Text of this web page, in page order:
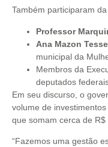
Também participaram
Professor
Ana Mazon
municipal da
Membros da
deputados
Em seu discurso, o
volume de
que somam cerca de R$
“Fazemos uma gestão